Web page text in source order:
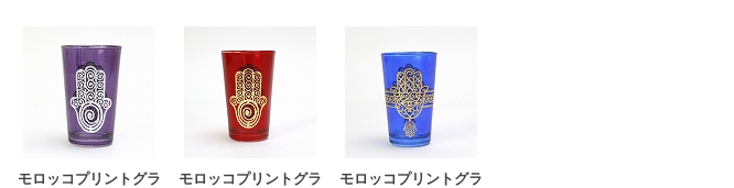
モロッコプリントグラ
モロッコプリントグラ
モロッコプリントグラ